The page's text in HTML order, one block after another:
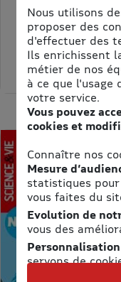
ASTRAPI
Prix kiosque :62,40 €
Meilleur prix :
61,75 €
Nous utilisons
proposer des
d'effectuer des
Ils enrichissent
métier de nos
à ce que
votre service.
Vous pouvez
cookies et
Connaître nos
Mesure
statistiques pour
vous faites du
Evolution de
vous des
servons de
et